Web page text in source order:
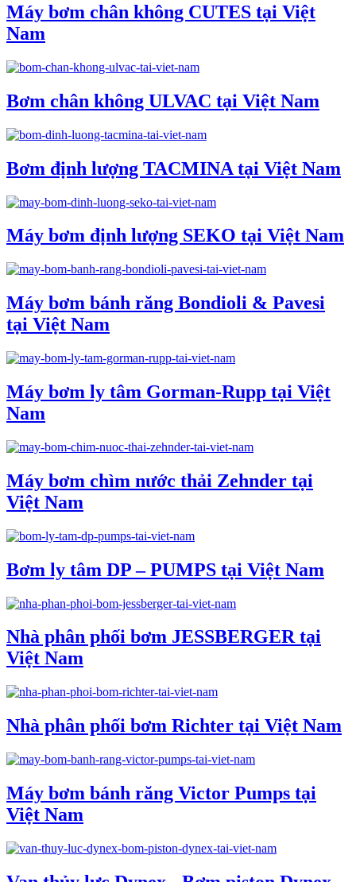
Máy bơm chân không CUTES tại Việt
Nam
Bơm chân không ULVAC tại Việt Nam
Bơm định lượng TACMINA tại Việt Nam
Máy bơm định lượng SEKO tại Việt Nam
Máy bơm bánh răng Bondioli & Pavesi
tại Việt Nam
Máy bơm ly tâm Gorman-Rupp tại Việt
Nam
Máy bơm chìm nước thải Zehnder tại
Việt Nam
Bơm ly tâm DP – PUMPS tại Việt Nam
Nhà phân phối bơm JESSBERGER tại
Việt Nam
Nhà phân phối bơm Richter tại Việt Nam
Máy bơm bánh răng Victor Pumps tại
Việt Nam